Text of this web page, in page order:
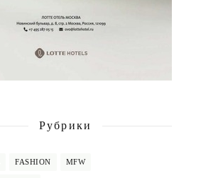
Рубрики
FASHION MFW